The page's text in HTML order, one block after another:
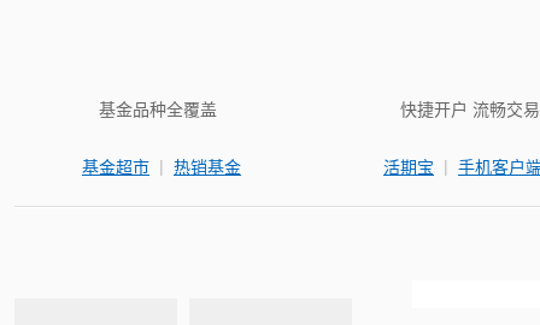
基金品种全覆盖
基金超市 | 热销基金
快捷开户 流畅交易
活期宝 | 手机客户